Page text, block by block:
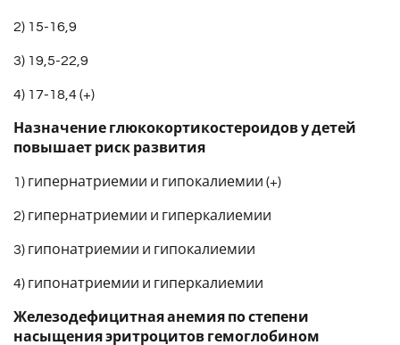
2) 15-16,9
3) 19,5-22,9
4) 17-18,4 (+)
Назначение глюкокортикостероидов у детей
повышает риск развития
1) гипернатриемии и гипокалиемии (+)
2) гипернатриемии и гиперкалиемии
3) гипонатриемии и гипокалиемии
4) гипонатриемии и гиперкалиемии
Железодефицитная анемия по степени
насыщения эритроцитов гемоглобином